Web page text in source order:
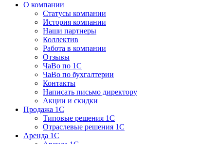
О компании
Cтатусы компании
История компании
Наши партнеры
Коллектив
Работа в компании
Отзывы
ЧаВо по 1С
ЧаВо по бухгалтерии
Контакты
Написать письмо директору
Акции и скидки
Продажа 1С
Типовые решения 1С
Отраслевые решения 1С
Аренда 1С